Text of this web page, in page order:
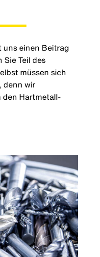
uns einen Beitrag
Teil des
müssen sich
denn wir
den Hartmetall-